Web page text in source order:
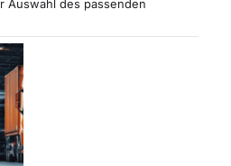
Auswahl des passenden